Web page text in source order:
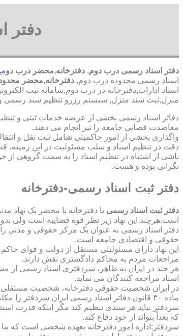
دفتر
دفتر اسناد رسمی درب دوم, دفترخانه,محضر درب دوم
اسناد رسمی محدوده درب دوم, دفترخانه,محضر
اسناد ادارات,دفترخانه در درب دوم,سامانه ثبت
منزل,ثبت سند منزل, سیستم رزرو تنظیم سند رسمی
دفاتر اسناد رسمی بخشی از عرضه خدمات ثبتی و
معاضدت قضایی جامعه را نیز انجام می دهند.
واگذاری بخشی از امور حاکمیتی شامل ثبت نقل و
دقت در تنظیم اسناد و سلب مسئولیت در این
ناشی از اشتباه در تنظیم اسناد را به سمت گروهی
نگرانی بوده و هست.
دفتر ثبت اسناد رسمی-دفترخانه
دفتر ثبت اسناد رسمی یا دفترخانه یا محضر یک نهاد
است.هرچند این نهاد زیر نظر قوه قضاییه است ولی
دفتر اسناد رسمی به عنوان یک مرکز حقوقی و مدنی
حقوقی و اقتصادی جامعه است.
این نهاد دارای مسئولیتی مستقل از دولت و قوای
مراجعات مردم به محاکم دادگستری نقش دارند.
هر چند در ایران به ظاهر، سردفتری اسناد رسمی از
اسناد مراجعه کنندگان می نماید.
در ایران شخصیت حقوقی دفترخانه، شخصیت مستقلی
ماده ۳۰ قانون دفاتر اسناد رسمی ایران
سردفتر نباید هر سندی تنظیم کند مگر اینکه قدرت
که بعداً بتواند از خود دفاع کند.
سردفتر:اداره امور دفترخانه بعهده شخصی است که